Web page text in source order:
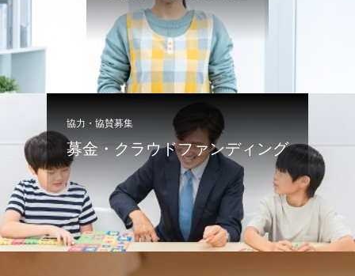
協力・協賛募集
募金・クラウドファンディング